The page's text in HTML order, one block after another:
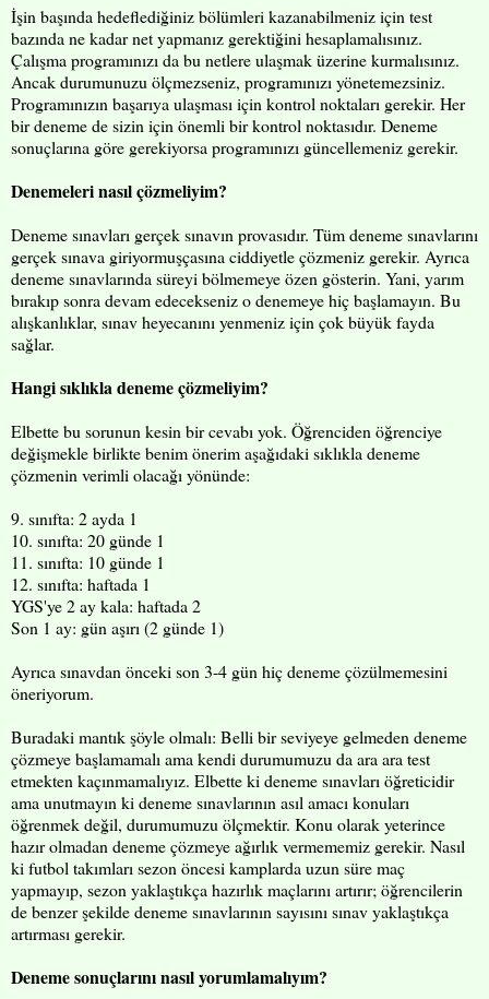
İşin başında hedeflediğiniz bölümleri kazanabilmeniz için test
bazında ne kadar net yapmanız gerektiğini hesaplamalısınız.
Çalışma programınızı da bu netlere ulaşmak üzerine kurmalısınız.
Ancak durumunuzu ölçmezseniz, programınızı yönetemezsiniz.
Programınızın başarıya ulaşması için kontrol noktaları gerekir. Her
bir deneme de sizin için önemli bir kontrol noktasıdır. Deneme
sonuçlarına göre gerekiyorsa programınızı güncellemeniz gerekir.
Denemeleri nasıl çözmeliyim?
Deneme sınavları gerçek sınavın provasıdır. Tüm deneme sınavlarını
gerçek sınava giriyormuşçasına ciddiyetle çözmeniz gerekir. Ayrıca
deneme sınavlarında süreyi bölmemeye özen gösterin. Yani, yarım
bırakıp sonra devam edecekseniz o denemeye hiç başlamayın. Bu
alışkanlıklar, sınav heyecanını yenmeniz için çok büyük fayda
sağlar.
Hangi sıklıkla deneme çözmeliyim?
Elbette bu sorunun kesin bir cevabı yok. Öğrenciden öğrenciye
değişmekle birlikte benim önerim aşağıdaki sıklıkla deneme
çözmenin verimli olacağı yönünde:
9. sınıfta: 2 ayda 1
10. sınıfta: 20 günde 1
11. sınıfta: 10 günde 1
12. sınıfta: haftada 1
YGS'ye 2 ay kala: haftada 2
Son 1 ay: gün aşırı (2 günde 1)
Ayrıca sınavdan önceki son 3-4 gün hiç deneme çözülmemesini
öneriyorum.
Buradaki mantık şöyle olmalı: Belli bir seviyeye gelmeden deneme
çözmeye başlamamalı ama kendi durumumuzu da ara ara test
etmekten kaçınmamalıyız. Elbette ki deneme sınavları öğreticidir
ama unutmayın ki deneme sınavlarının asıl amacı konuları
öğrenmek değil, durumumuzu ölçmektir. Konu olarak yeterince
hazır olmadan deneme çözmeye ağırlık vermememiz gerekir. Nasıl
ki futbol takımları sezon öncesi kamplarda uzun süre maç
yapmayıp, sezon yaklaştıkça hazırlık maçlarını artırır; öğrencilerin
de benzer şekilde deneme sınavlarının sayısını sınav yaklaştıkça
artırması gerekir.
Deneme sonuçlarını nasıl yorumlamalıyım?